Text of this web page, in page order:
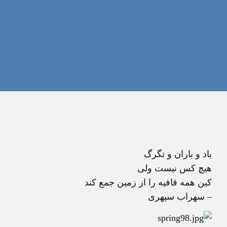
باد و باران و تگرگ
هيچ کس نيست ولی
کين همه قافيه را از زمين جمع کند
– سهراب سپهری